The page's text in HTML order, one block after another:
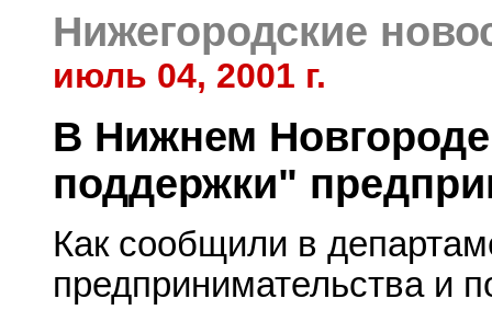
Нижегородские
июль 04, 2001 г.
В Нижнем
поддержки"
Как сообщили в
предпринимательства и